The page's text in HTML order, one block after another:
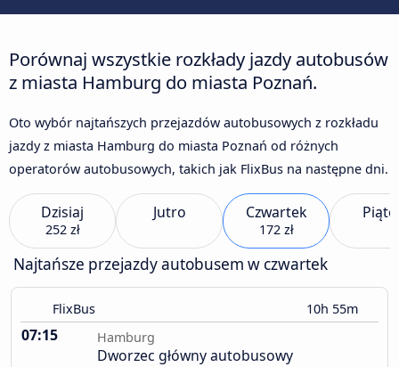
Porównaj wszystkie rozkłady jazdy autobusów
z miasta Hamburg do miasta Poznań.
Oto wybór najtańszych przejazdów autobusowych z rozkładu
jazdy z miasta Hamburg do miasta Poznań od różnych
operatorów autobusowych, takich jak FlixBus na następne dni.
Dzisiaj
252 zł
Jutro Czwartek
172 zł
Najtańsze przejazdy autobusem w czwartek
FlixBus 10h 55m
07:15 Hamburg
Dworzec główny autobusowy